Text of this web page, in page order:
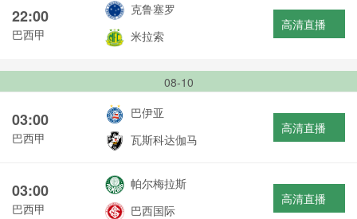
22:00
巴西甲
克鲁塞罗
米拉索
高清直播
08-10
03:00
巴西甲
巴伊亚
瓦斯科达伽马
高清直播
03:00
巴西甲
帕尔梅拉斯
巴西国际
高清直播